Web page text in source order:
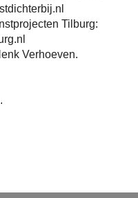
Tilburg:
Verhoeven.